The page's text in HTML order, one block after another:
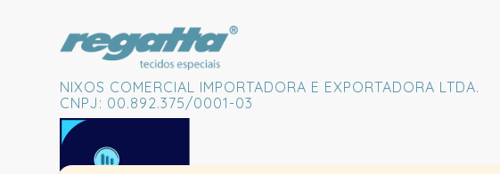
NIXOS COMERCIAL IMPORTADORA E EXPORTADORA LTDA.
CNPJ: 00.892.375/0001-03